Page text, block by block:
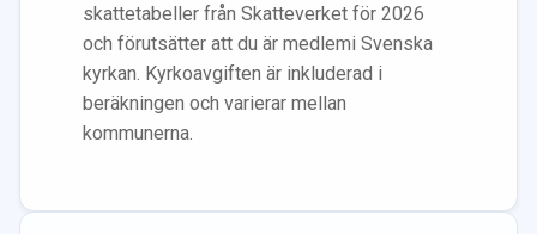
skattetabeller från Skatteverket för 2026
och förutsätter att du är medlemi Svenska
kyrkan. Kyrkoavgiften är inkluderad i
beräkningen och varierar mellan
kommunerna.